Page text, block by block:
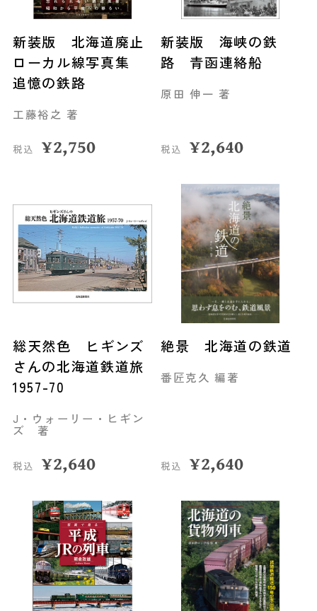
新装版 北海道廃止
ローカル線写真集
追憶の鉄路
工藤裕之 著
税込 ¥2,750
新装版 海峡の鉄
路 青函連絡船
原田 伸一 著
税込 ¥2,640
総天然色 ヒギンズ
さんの北海道鉄道旅
1957-70
J・ウォーリー・ヒギン
ズ 著
税込 ¥2,640
絶景 北海道の鉄道
番匠克久 編著
税込 ¥2,640